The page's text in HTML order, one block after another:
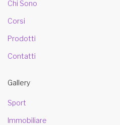
Chi Sono
Corsi
Prodotti
Contatti
Gallery
Sport
Immobiliare